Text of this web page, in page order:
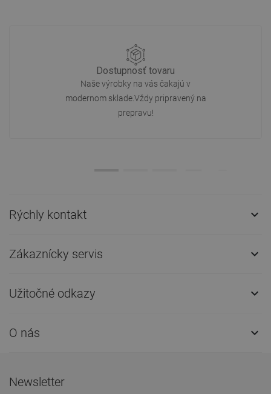
Dostupnosť tovaru
Naše výrobky na vás čakajú v
modernom sklade.Vždy pripravený na
prepravu!
Rýchly kontakt 
Zákaznícky servis 
Užitočné odkazy 
O nás 
Newsletter